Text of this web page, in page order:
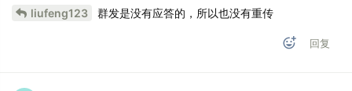
liufeng123 群发是没有应答的，所以也没有重传
回复